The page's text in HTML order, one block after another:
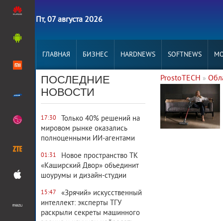
Пт, 07 августа 2026
ГЛАВНАЯ БИЗНЕС HARDNEWS SOFTNEWS
ПОСЛЕДНИЕ
НОВОСТИ
17:30
Только 40% решений на
мировом рынке оказались
полноценными ИИ-агентами
01:31
Новое пространство ТК
«Каширский Двор» объединит
шоурумы и дизайн-студии
15:47
«Зрячий» искусственный
интеллект: эксперты ТГУ
раскрыли секреты машинного
ProstoTECH »
3 311 0